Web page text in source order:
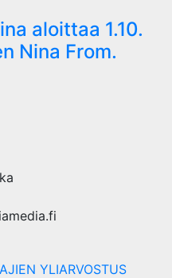
aloittaa 1.10.
Nina From.
YLIARVOSTUS